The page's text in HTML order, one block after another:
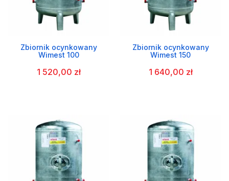
Zbiornik ocynkowany
Wimest 100
1 520,00 zł
Zbiornik ocynkowany
Wimest 150
1 640,00 zł